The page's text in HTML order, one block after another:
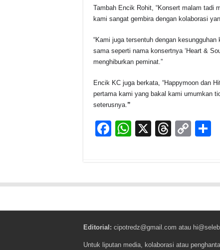
Tambah Encik Rohit, “Konsert malam tadi
kami sangat gembira dengan kolaborasi
“Kami juga tersentuh dengan
sama seperti nama konsertnya ‘Heart &
menghiburkan peminat.”
Encik KC juga berkata, “Happymoon dan
pertama kami yang bakal kami umumkan
seterusnya. ”
F
b
o
o
k
W
A
p
p
X
T
d
s
C
Li
n
k
Editorial: cipotredz@gmail.com atau
Untuk liputan media, kolaborasi atau